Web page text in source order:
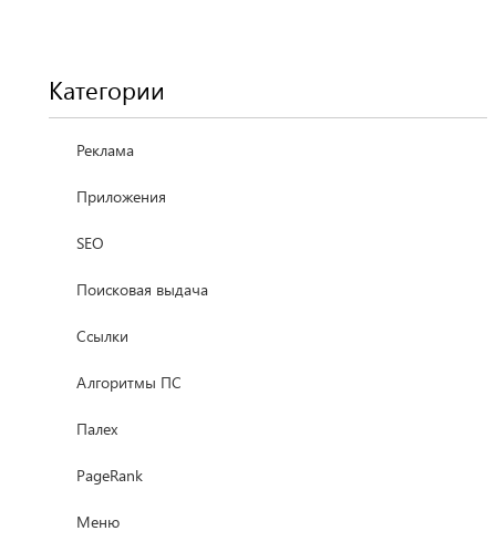
Категории
Реклама
Приложения
SEO
Поисковая выдача
Ссылки
Алгоритмы ПС
Палех
PageRank
Меню